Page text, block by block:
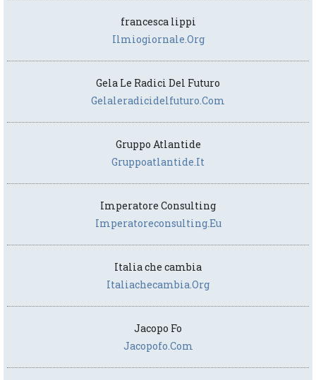
francesca lippi
Ilmiogiornale.org
Gela Le Radici Del Futuro
Gelaleradicidelfuturo.com
Gruppo Atlantide
Gruppoatlantide.it
Imperatore Consulting
Imperatoreconsulting.eu
Italia che cambia
Italiachecambia.org
Jacopo Fo
Jacopofo.com